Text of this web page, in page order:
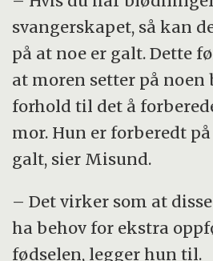
svangerskapet, så kan
på at noe er galt. Dette
at moren setter på noen
forhold til det å
mor. Hun er forberedt
galt, sier Misund.
– Det virker som at
ha behov for ekstra
fødselen, legger hun til.